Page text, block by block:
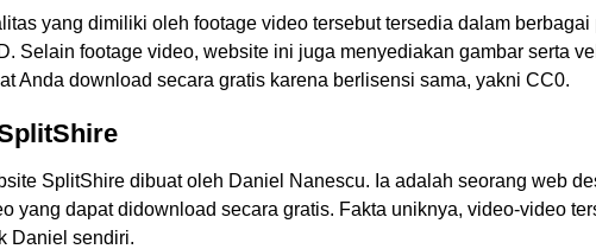
yang dimiliki oleh footage video tersebut tersedia dalam
Selain footage video, website ini juga menyediakan gambar serta
Anda download secara gratis karena berlisensi sama, yakni CC0.
SplitShire dibuat oleh Daniel Nanescu. Ia adalah seorang web
yang dapat didownload secara gratis. Fakta uniknya, video-video
Daniel sendiri.